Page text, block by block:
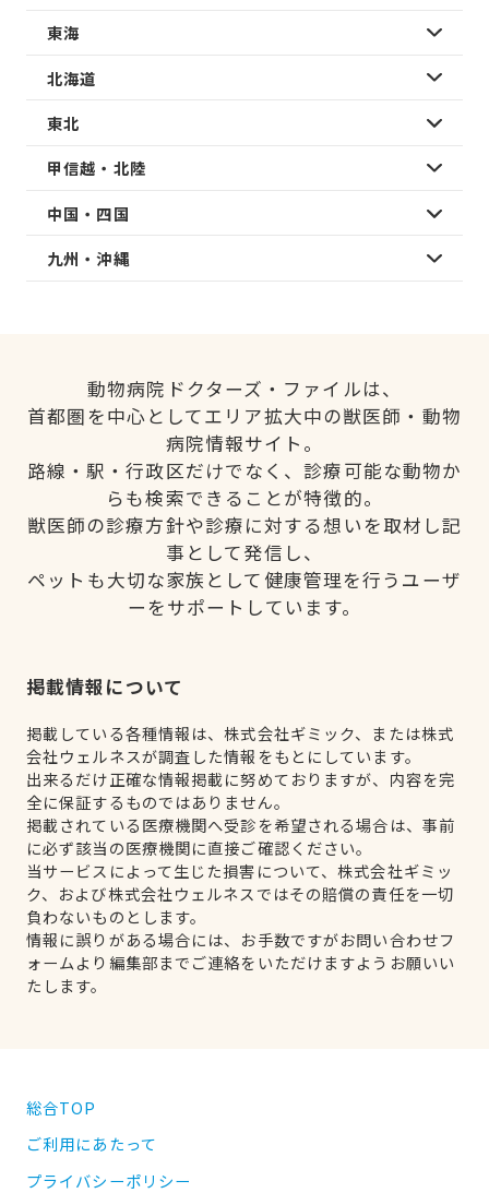
東海
北海道
東北
甲信越・北陸
中国・四国
九州・沖縄
動物病院ドクターズ・ファイルは、
首都圏を中心としてエリア拡大中の獣医師・動物
病院情報サイト。
路線・駅・行政区だけでなく、診療可能な動物か
らも検索できることが特徴的。
獣医師の診療方針や診療に対する想いを取材し記
事として発信し、
ペットも大切な家族として健康管理を行うユーザ
ーをサポートしています。
掲載情報について
掲載している各種情報は、株式会社ギミック、または株式
会社ウェルネスが調査した情報をもとにしています。
出来るだけ正確な情報掲載に努めておりますが、内容を完
全に保証するものではありません。
掲載されている医療機関へ受診を希望される場合は、事前
に必ず該当の医療機関に直接ご確認ください。
当サービスによって生じた損害について、株式会社ギミッ
ク、および株式会社ウェルネスではその賠償の責任を一切
負わないものとします。
情報に誤りがある場合には、お手数ですがお問い合わせフ
ォームより編集部までご連絡をいただけますようお願いい
たします。
総合TOP
ご利用にあたって
プライバシーポリシー